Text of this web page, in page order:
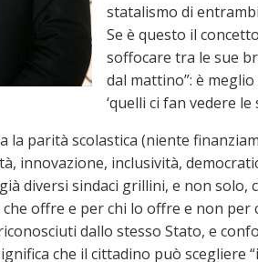
statalismo di
Se è questo il
soffocare tra le sue
dal mattino”: è
‘quelli ci fan vedere le
la parità scolastica (niente
innovazione, inclusività,
diversi sindaci grillini, e non
offre e per chi lo offre e non
dallo stesso Stato, e
che il cittadino può